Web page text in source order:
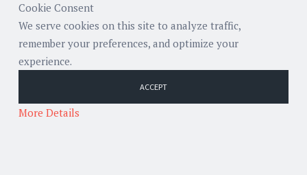
Cookie Consent
We serve cookies on this site to analyze traffic,
remember your preferences, and optimize your
experience.
ACCEPT
More Details